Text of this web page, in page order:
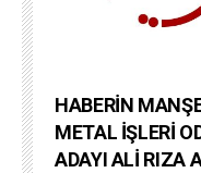
HABERİN
METAL İŞLERİ
ADAYI ALİ RIZA